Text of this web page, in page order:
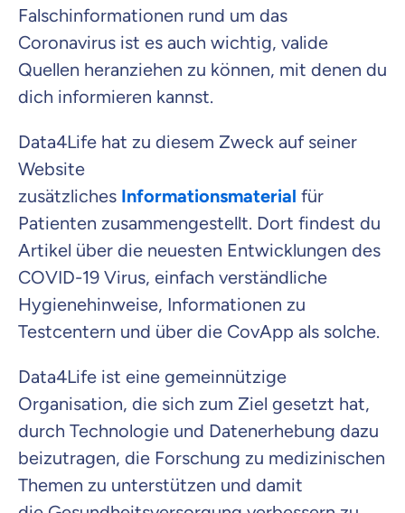
Falschinformationen rund um das
Coronavirus ist es auch wichtig, valide
Quellen heranziehen zu können, mit denen du
dich informieren kannst.
Data4Life hat zu diesem Zweck auf seiner
Website
zusätzliches Informationsmaterial für
Patienten zusammengestellt. Dort findest du
Artikel über die neuesten Entwicklungen des
COVID-19 Virus, einfach verständliche
Hygienehinweise, Informationen zu
Testcentern und über die CovApp als solche.
Data4Life ist eine gemeinnützige
Organisation, die sich zum Ziel gesetzt hat,
durch Technologie und Datenerhebung dazu
beizutragen, die Forschung zu medizinischen
Themen zu unterstützen und damit